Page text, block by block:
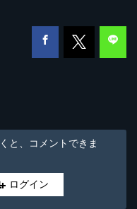
と、コメントできま
ログイン